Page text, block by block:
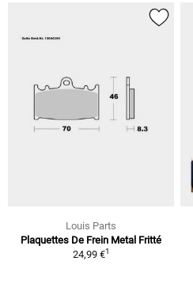
Louis Parts
Plaquettes De Frein Metal Fritté
24,99 €1